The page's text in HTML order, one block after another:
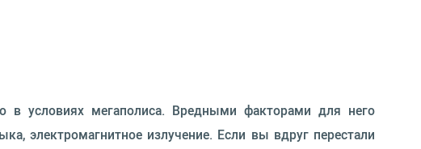
в условиях мегаполиса. Вредными факторами для него
электромагнитное излучение. Если вы вдруг перестали